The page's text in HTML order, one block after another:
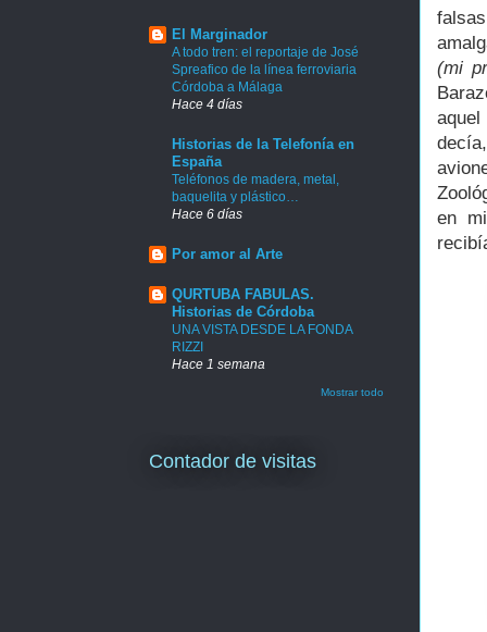
(mi
en
El Marginador
A todo tren: el reportaje de José
Spreafico de la línea ferroviaria
Córdoba a Málaga
Hace 4 días
Historias de la Telefonía en
España
Teléfonos de madera, metal,
baquelita y plástico…
Hace 6 días
Por amor al Arte
QURTUBA FABULAS.
Historias de Córdoba
UNA VISTA DESDE LA FONDA
RIZZI
Hace 1 semana
Mostrar todo
Contador de visitas